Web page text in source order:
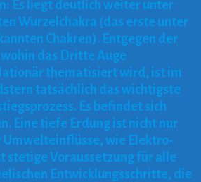
Es liegt deutlich weiter unter
Wurzelchakra (das erste unter
Chakren). Entgegen der
das Dritte Auge
thematisiert wird, ist im
tatsächlich das wichtigste
Es befindet sich
Eine tiefe Erdung ist nicht nur
wie Elektro-
stetige Voraussetzung für alle
Entwicklungsschritte, die